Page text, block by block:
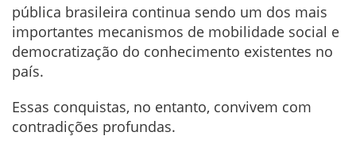
pública brasileira continua sendo um dos mais
importantes mecanismos de mobilidade social e
democratização do conhecimento existentes no
país.
Essas conquistas, no entanto, convivem com
contradições profundas.